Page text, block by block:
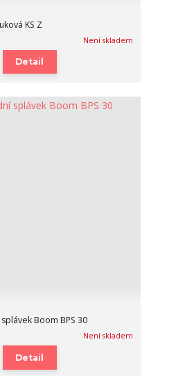
KS Z
Není skladem
Detail
Boom BPS 30
Není skladem
Detail